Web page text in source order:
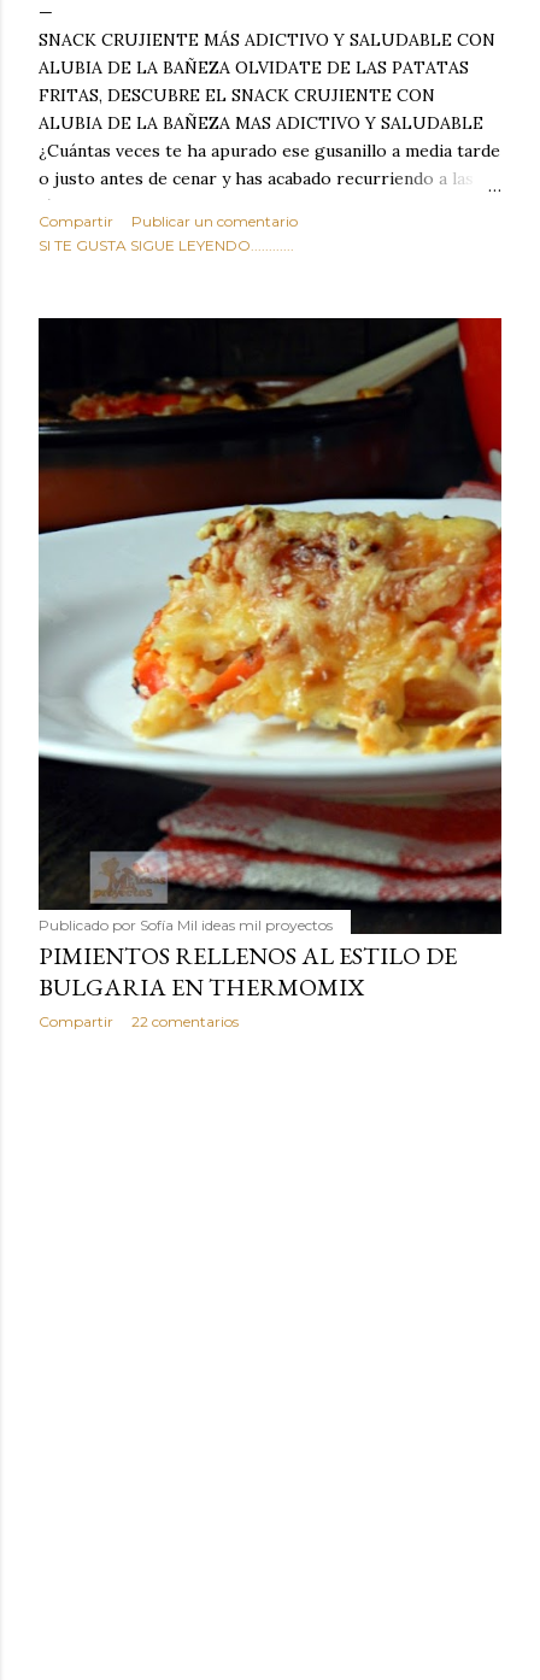
SNACK CRUJIENTE MÁS ADICTIVO Y SALUDABLE CON
ALUBIA DE LA BAÑEZA OLVIDATE DE LAS PATATAS
FRITAS, DESCUBRE EL SNACK CRUJIENTE CON
ALUBIA DE LA BAÑEZA MAS ADICTIVO Y SALUDABLE
¿Cuántas veces te ha apurado ese gusanillo a media tarde
o justo antes de cenar y has acabado recurriendo a las
típicas patatas de bolsa, frutos secos fritos o snacks
ultraprocesados llenos de grasas saturadas y sodio?
sabroso, con ese toque tostado y crujiente que tanto nos
satisface. Estas alubias crujientes al horno van a cambiar
por completo tu forma de ver las legumbres. Olvídate de
asociar las alubias únicamente a los guisos tradicionales y
copiosos de invierno. Con esta receta simple pero
humilde como la alubia de La Bañeza en un snack ligero,
dorado, cargado de proteína y 100% natural. Es el
sustituto perfecto a los frutos se...
Compartir
Publicar un comentario
SI TE GUSTA SIGUE LEYENDO............
Publicado por Sofía Mil ideas mil proyectos
PIMIENTOS RELLENOS AL ESTILO DE
BULGARIA EN THERMOMIX
Compartir 22 comentarios